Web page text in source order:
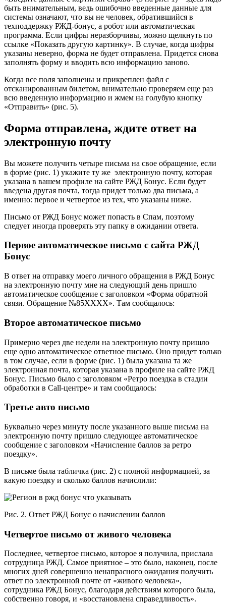
быть внимательным, ведь ошибочно введенные данные для
системы означают, что вы не человек, обратившийся в
техподдержку РЖД-бонус, а робот или автоматическая
программа. Если цифры неразборчивы, можно щелкнуть по
ссылке «Показать другую картинку». В случае, когда цифры
указаны неверно, форма не будет отправлена. Придется снова
заполнять форму и вводить всю информацию заново.
Когда все поля заполнены и прикреплен файл с
отсканированным билетом, внимательно проверяем еще раз
всю введенную информацию и жмем на голубую кнопку
«Отправить» (рис. 5).
Форма отправлена, ждите ответ на
электронную почту
Вы можете получить четыре письма на свое обращение, если
в форме (рис. 1) укажите ту же электронную почту, которая
указана в вашем профиле на сайте РЖД Бонус. Если будет
введена другая почта, тогда придет только два письма, а
именно: первое и четвертое из тех, что указаны ниже.
Письмо от РЖД Бонус может попасть в Спам, поэтому
следует иногда проверять эту папку в ожидании ответа.
Первое автоматическое письмо с сайта РЖД
Бонус
В ответ на отправку моего личного обращения в РЖД Бонус
на электронную почту мне на следующий день пришло
автоматическое сообщение с заголовком «Форма обратной
связи. Обращение №85ХХХХ». Там сообщалось:
Второе автоматическое письмо
Примерно через две недели на электронную почту пришло
еще одно автоматическое ответное письмо. Оно придет только
в том случае, если в форме (рис. 1) была указана та же
электронная почта, которая указана в профиле на сайте РЖД
Бонус. Письмо было с заголовком «Ретро поездка в стадии
обработки в Call-центре» и там сообщалось:
Третье авто письмо
Буквально через минуту после указанного выше письма на
электронную почту пришло следующее автоматическое
сообщение с заголовком «Начисление баллов за ретро
поездку».
В письме была табличка (рис. 2) с полной информацией, за
какую поездку и сколько баллов начислили:
Рис. 2. Ответ РЖД Бонус о начислении баллов
Четвертое письмо от живого человека
Последнее, четвертое письмо, которое я получила, прислала
сотрудница РЖД. Самое приятное – это было, наконец, после
многих дней совершенно ненапрасного ожидания получить
ответ по электронной почте от «живого человека»,
сотрудника РЖД Бонус, благодаря действиям которого была,
собственно говоря, и «восстановлена справедливость».